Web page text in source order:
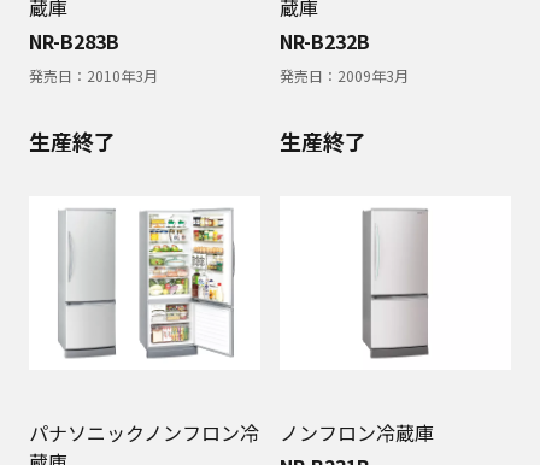
蔵庫
NR-B283B
発売日： 2010年3月
蔵庫
NR-B232B
発売日： 2009年3月
生産終了
パナソニックノンフロン冷
生産終了
ノンフロン冷蔵庫